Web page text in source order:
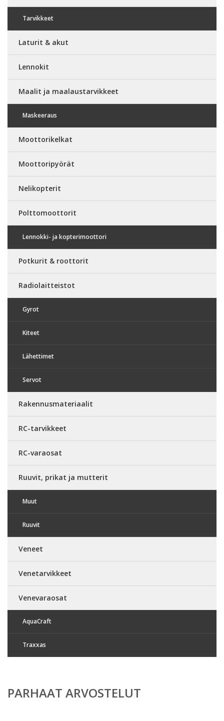
Tarvikkeet
Laturit & akut
Lennokit
Maalit ja maalaustarvikkeet
Maskeeraus
Moottorikelkat
Moottoripyörät
Nelikopterit
Polttomoottorit
Lennokki- ja kopterimoottori
Potkurit & roottorit
Radiolaitteistot
Gyrot
Kiteet
Lähettimet
Servot
Rakennusmateriaalit
RC-tarvikkeet
RC-varaosat
Ruuvit, prikat ja mutterit
Muut
Ruuvit
Veneet
Venetarvikkeet
Venevaraosat
AquaCraft
Traxxas
PARHAAT ARVOSTELUT